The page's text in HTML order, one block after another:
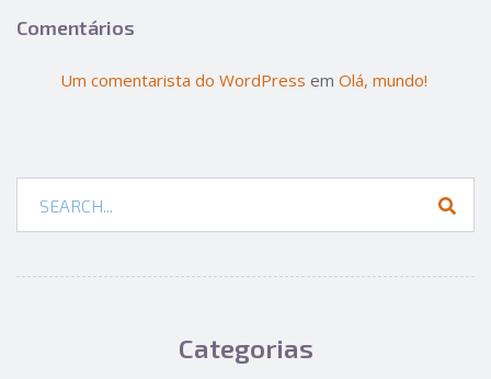
Comentários
Um comentarista do WordPress em Olá, mundo!
Categorias